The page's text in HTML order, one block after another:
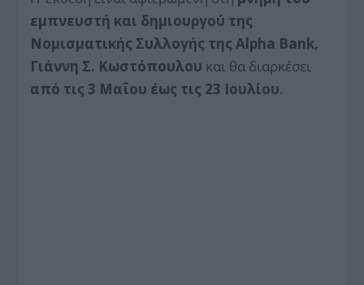
εμπνευστή και δημιουργού της
Νομισματικής Συλλογής της Alpha Bank,
Γιάννη Σ. Κωστόπουλου και θα διαρκέσει
από τις 3 Μαΐου έως τις 23 Ιουλίου.